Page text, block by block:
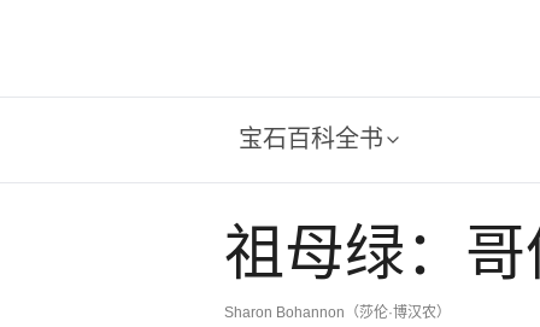
宝石百科全书
祖母绿：
Sharon Bohannon（莎伦·博汉农）